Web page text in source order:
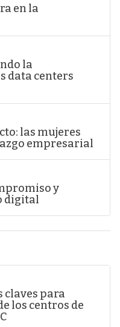
en la
la
data centers
las mujeres
empresarial
y
digital
claves para
los centros de